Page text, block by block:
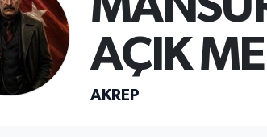
AÇIK
AKREP